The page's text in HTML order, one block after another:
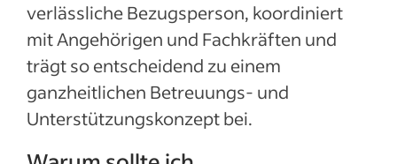
verlässliche Bezugsperson, koordiniert
mit Angehörigen und Fachkräften und
trägt so entscheidend zu einem
ganzheitlichen Betreuungs- und
Unterstützungskonzept bei.